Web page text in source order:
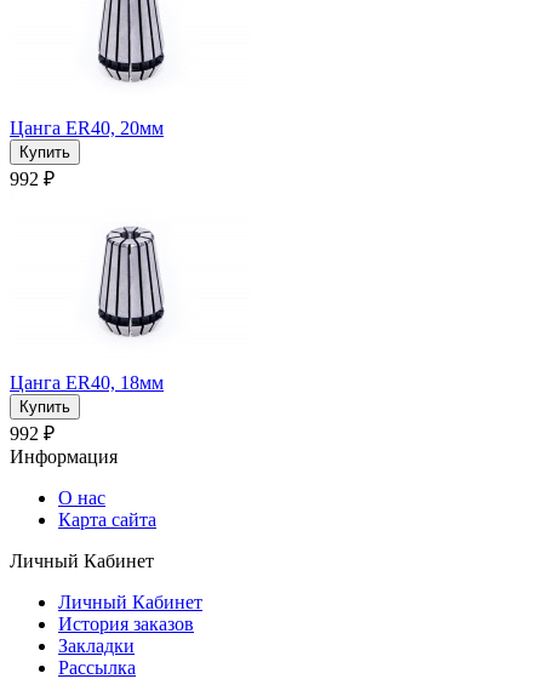
Цанга ER40, 20мм
992 ₽
Цанга ER40, 18мм
992 ₽
Информация
О нас
Карта сайта
Личный Кабинет
Личный Кабинет
История заказов
Закладки
Рассылка